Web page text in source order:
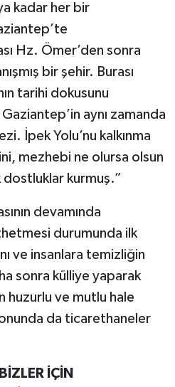
kadar her bir
Hz. Ömer’den sonra
bir şehir. Burası
tarihi dokusunu
aynı zamanda
İpek Yolu’nu kalkınma
mezhebi ne olursa olsun
kurmuş.”
devamında
durumunda ilk
ve insanlara temizliğin
sonra külliye yaparak
huzurlu ve mutlu hale
da ticarethaneler
İÇİN